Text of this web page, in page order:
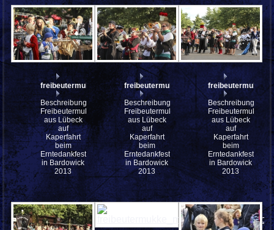
freibeutermukke_mfw13__031145
Beschreibung:
Freibeutermukke
aus Lübeck
auf
Kaperfahrt
beim
Erntedankfest
in Bardowick
2013
freibeutermukke_mfw13__031144
Beschreibung:
Freibeutermukke
aus Lübeck
auf
Kaperfahrt
beim
Erntedankfest
in Bardowick
2013
Beschreibung:
Freibeutermukke
aus Lübeck
auf
Kaperfahrt
beim
Erntedankfest
in Bardowick
2013